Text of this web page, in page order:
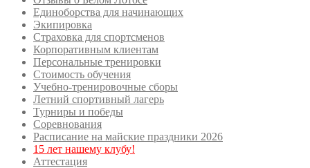
Единоборства для начинающих
Экипировка
Страховка для спортсменов
Корпоративным клиентам
Персональные тренировки
Стоимость обучения
Учебно-тренировочные сборы
Летний спортивный лагерь
Турниры и победы
Соревнования
Расписание на майские праздники 2026
15 лет нашему клубу!
Аттестация